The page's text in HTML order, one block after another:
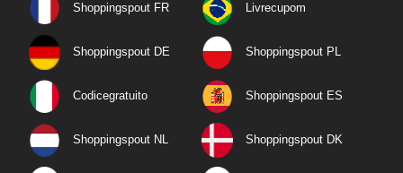
Shoppingspout FR Livrecupom
Shoppingspout DE Shoppingspout PL
Codicegratuito Shoppingspout ES
Shoppingspout NL Shoppingspout DK